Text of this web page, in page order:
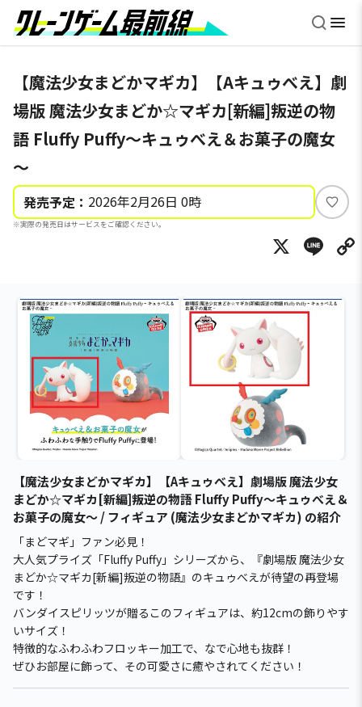
【魔法少女まどかマギカ】【Aキュゥべえ】劇
場版 魔法少女まどか☆マギカ[新編]叛逆の物
語 Fluffy Puffy～キュゥべえ＆お菓子の魔女
～
発売予定： 2026年2月26日 0時
※実際の発売日はサービスをご確認ください。
い
ね
X
【魔法少女まどかマギカ】【Aキュゥべえ】劇場版 魔法少女
まどか☆マギカ[新編]叛逆の物語 Fluffy Puffy～キュゥべえ＆
お菓子の魔女～ / フィギュア (魔法少女まどかマギカ) の紹介
「まどマギ」ファン必見！
大人気プライズ「Fluffy Puffy」シリーズから、『劇場版 魔法少女
まどか☆マギカ[新編]叛逆の物語』のキュゥべえが待望の再登場
です！
バンダイスピリッツが贈るこのフィギュアは、約12cmの飾りやす
いサイズ！
特徴的なふわふわフロッキー加工で、なで心地も抜群！
ぜひお部屋に飾って、その可愛さに癒やされてください！